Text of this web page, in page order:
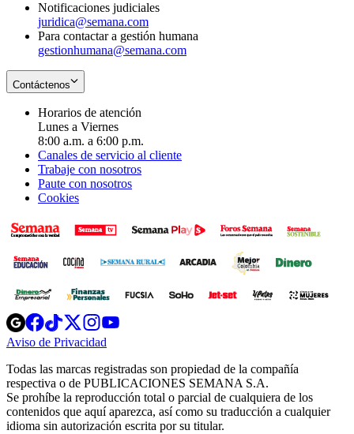
Notificaciones judiciales
juridica@semana.com
Para contactar a gestión humana
gestionhumana@semana.com
Contáctenos
Horarios de atención
Lunes a Viernes
8:00 a.m. a 6:00 p.m.
Canales de servicio al cliente
Trabaje con nosotros
Paute con nosotros
Cookies
Opens
in
new
Opens
in
new
Opens
in
new
window
Opens
new
windowwindow
Aviso de Privacidad
new
window
Todas las marcas registradas son propiedad de la compañía
respectiva o de PUBLICACIONES SEMANA S.A.
Se prohíbe la reproducción total o parcial de cualquiera de los
contenidos que aquí aparezca, así como su traducción a cualquier
idioma sin autorización escrita por su titular.